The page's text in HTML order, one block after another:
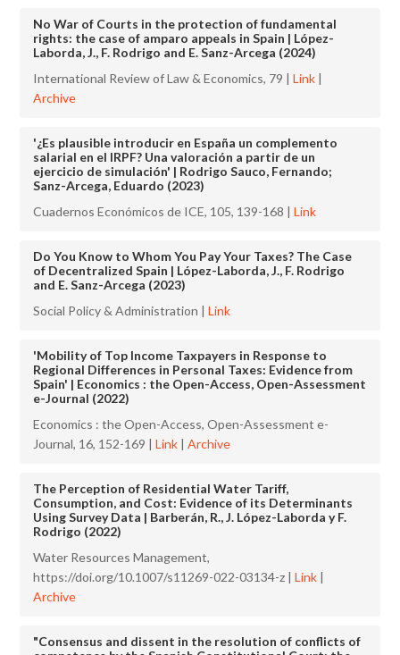
No War of Courts in the protection of fundamental
rights: the case of amparo appeals in Spain | López-
Laborda, J., F. Rodrigo and E. Sanz-Arcega (2024)
International Review of Law & Economics, 79 |Link |
Archive
'¿Es plausible introducir en España un complemento
salarial en el IRPF? Una valoración a partir de un
ejercicio de simulación' | Rodrigo Sauco, Fernando;
Sanz-Arcega, Eduardo (2023)
Cuadernos Económicos de ICE, 105, 139-168 |Link
Do You Know to Whom You Pay Your Taxes? The Case
of Decentralized Spain | López-Laborda, J., F. Rodrigo
and E. Sanz-Arcega (2023)
Social Policy & Administration |Link
'Mobility of Top Income Taxpayers in Response to
Regional Differences in Personal Taxes: Evidence from
Spain' | Economics : the Open-Access, Open-Assessment
e-Journal (2022)
Economics : the Open-Access, Open-Assessment e-
Journal, 16, 152-169 |Link |Archive
The Perception of Residential Water Tariff,
Consumption, and Cost: Evidence of its Determinants
Using Survey Data | Barberán, R., J. López-Laborda y F.
Rodrigo (2022)
Water Resources Management,
https://doi.org/10.1007/s11269-022-03134-z |Link |
Archive
"Consensus and dissent in the resolution of conflicts of